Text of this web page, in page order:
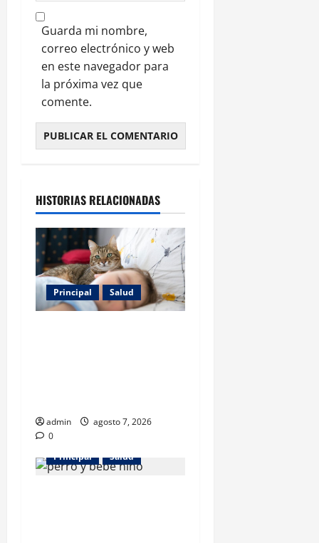
Guarda mi nombre,
correo electrónico y web
en este navegador para
la próxima vez que
comente.
HISTORIAS RELACIONADAS
Principal Salud
admin
agosto 7, 2026
0
Principal
Salud